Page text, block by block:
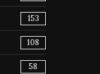
153
108
58